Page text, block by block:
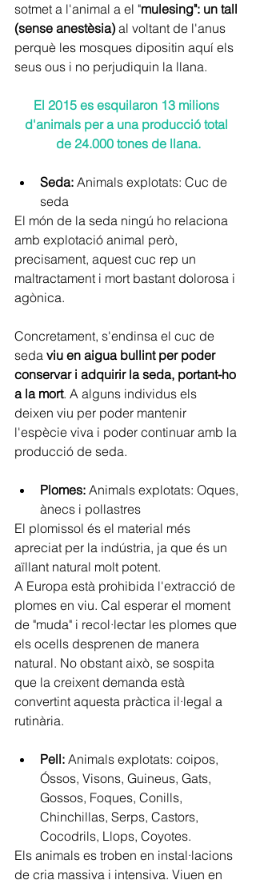
sotmet a l'animal a el "mulesing": un tall
(sense anestèsia) al voltant de l'anus
perquè les mosques dipositin aquí els
seus ous i no perjudiquin la llana.
El 2015 es esquilaron 13 milions
d'animals per a una producció total
de 24.000 tones de llana.
Seda: Animals explotats: Cuc de
seda
El món de la seda ningú ho relaciona
amb explotació animal però,
precisament, aquest cuc rep un
maltractament i mort bastant dolorosa i
agònica.
Concretament, s'endinsa el cuc de
seda viu en aigua bullint per poder
conservar i adquirir la seda, portant-ho
a la mort. A alguns individus els
deixen viu per poder mantenir
l'espècie viva i poder continuar amb la
producció de seda.
Plomes: Animals explotats: Oques,
ànecs i pollastres
El plomissol és el material més
apreciat per la indústria, ja que és un
aïllant natural molt potent.
A Europa està prohibida l'extracció de
plomes en viu. Cal esperar el moment
de "muda" i recol·lectar les plomes que
els ocells desprenen de manera
natural. No obstant això, se sospita
que la creixent demanda està
convertint aquesta pràctica il·legal a
rutinària.
Pell: Animals explotats: coipos,
Óssos, Visons, Guineus, Gats,
Gossos, Foques, Conills,
Chinchillas, Serps, Castors,
Cocodrils, Llops, Coyotes.
Els animals es troben en instal·lacions
de cria massiva i intensiva. Viuen en